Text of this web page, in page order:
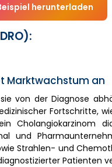
herunterladen
Marktwachstum an
von der Diagnose
Fortschritte,
Cholangiokarzinom
und
Strahlen- und
Patienten